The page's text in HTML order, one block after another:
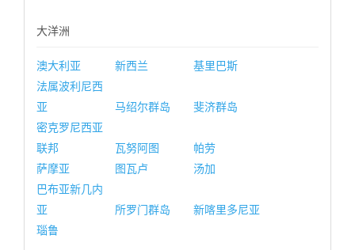
大洋洲
澳大利亚 新西兰
基里巴斯
法属波利尼西
亚
马绍尔群岛
斐济群岛
密克罗尼西亚
联邦
瓦努阿图
帕劳
萨摩亚
图瓦卢
汤加
巴布亚新几内
亚
所罗门群岛
新喀里多尼亚
瑙鲁